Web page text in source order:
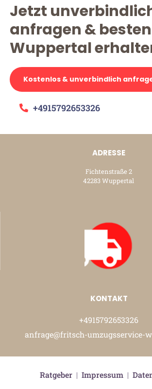
Jetzt
anfragen & besten
Wuppertal
Kostenlos & unverbindlich
+4915792653326
ADRESSE
Fichtenstraße 2
42283 Wuppertal
KONTAKT
+4915792653326
anfrage@fritsch-umzugsservice-
Ratgeber| Impressum|